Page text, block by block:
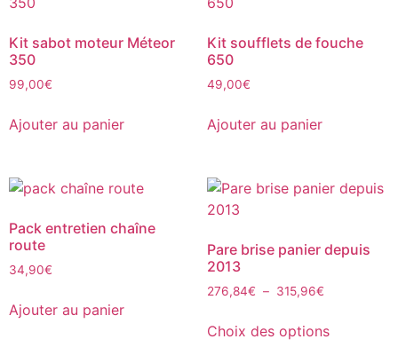
Kit sabot moteur Méteor
350
99,00€
Ajouter au panier
Kit soufflets de fouche
650
49,00€
Ajouter au panier
Pack entretien chaîne
route
34,90€
Ajouter au panier
Pare brise panier depuis
2013
276,84€ – 315,96€
Choix des options